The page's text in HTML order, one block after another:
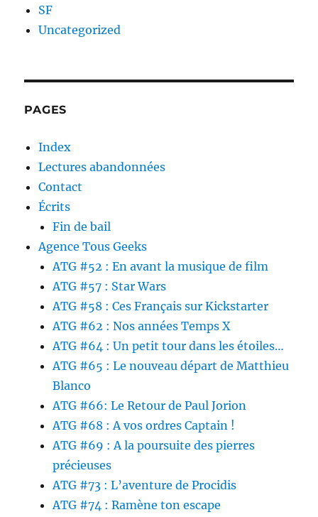
SF
Uncategorized
PAGES
Index
Lectures abandonnées
Contact
Écrits
Fin de bail
Agence Tous Geeks
ATG #52 : En avant la musique de film
ATG #57 : Star Wars
ATG #58 : Ces Français sur Kickstarter
ATG #62 : Nos années Temps X
ATG #64 : Un petit tour dans les étoiles…
ATG #65 : Le nouveau départ de Matthieu
Blanco
ATG #66: Le Retour de Paul Jorion
ATG #68 : A vos ordres Captain !
ATG #69 : A la poursuite des pierres
précieuses
ATG #73 : L’aventure de Procidis
ATG #74 : Ramène ton escape